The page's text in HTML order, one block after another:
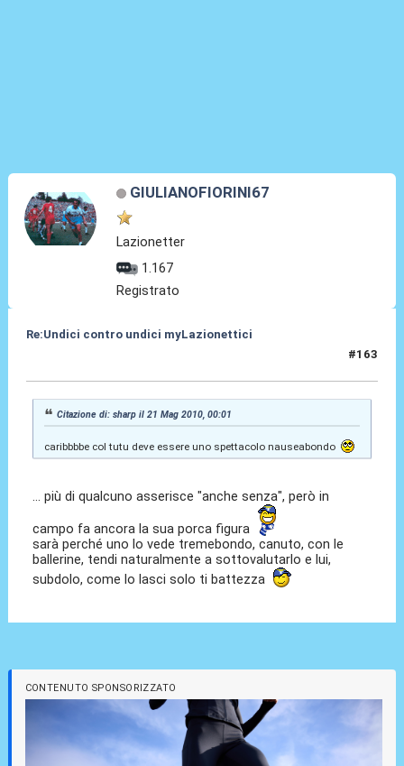
GIULIANOFIORINI67
Lazionetter
1.167
Registrato
Re:Undici contro undici myLazionettici
#163
Citazione di: sharp il 21 Mag 2010, 00:01
caribbbbe col tutu deve essere uno spettacolo nauseabondo
... più di qualcuno asserisce "anche senza", però in
campo fa ancora la sua porca figura
sarà perché uno lo vede tremebondo, canuto, con le
ballerine, tendi naturalmente a sottovalutarlo e lui,
subdolo, come lo lasci solo ti battezza
CONTENUTO SPONSORIZZATO